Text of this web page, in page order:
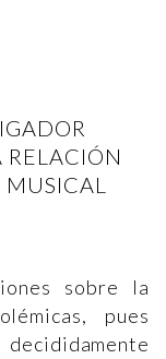
RELACIÓN
sobre la
pues